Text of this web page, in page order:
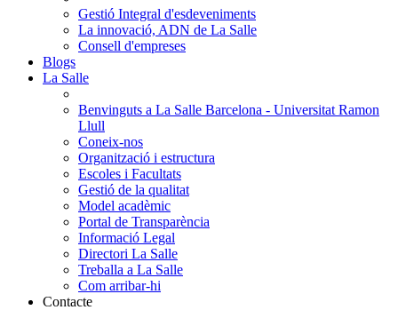
Gestió Integral d'esdeveniments
La innovació, ADN de La Salle
Consell d'empreses
Blogs
La Salle
Benvinguts a La Salle Barcelona - Universitat Ramon
Llull
Coneix-nos
Organització i estructura
Escoles i Facultats
Gestió de la qualitat
Model acadèmic
Portal de Transparència
Informació Legal
Directori La Salle
Treballa a La Salle
Com arribar-hi
Contacte